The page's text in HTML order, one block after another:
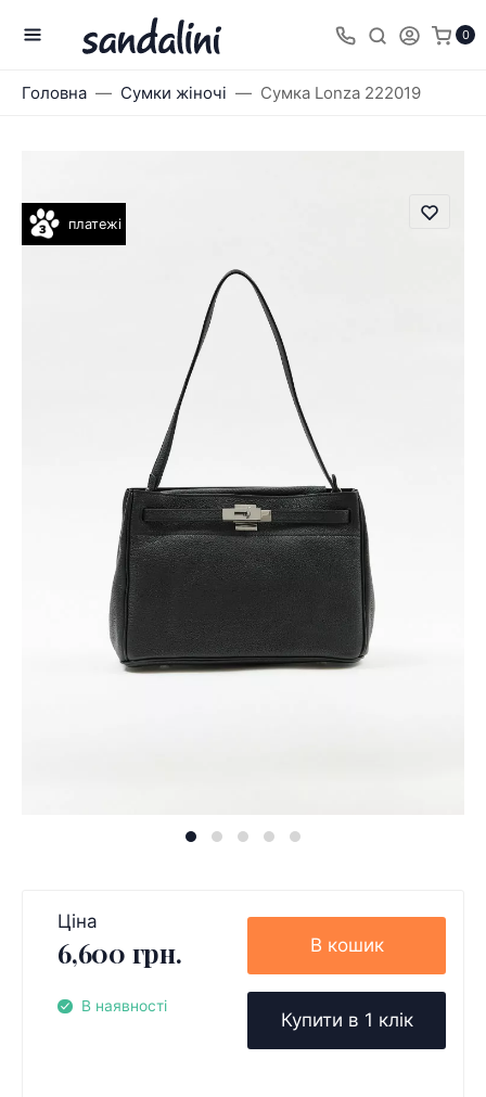
0
Головна Сумки жіночі Сумка Lonza 222019
платежі
Ціна
6,600 грн.
В наявності
В кошик
Купити в 1 клік